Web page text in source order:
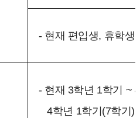
- 현재 편입생, 휴학생
- 현재 3학년 1학기 ~
4학년 1학기(7학기)